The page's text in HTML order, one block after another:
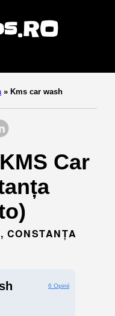
» Kms car wash
Car
CONSTANȚA
6 Opinii